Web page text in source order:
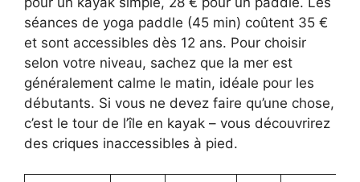
séances de yoga paddle (45 min) coûtent 35 €
et sont accessibles dès 12 ans. Pour choisir
selon votre niveau, sachez que la mer est
généralement calme le matin, idéale pour les
débutants. Si vous ne devez faire qu’une chose,
c’est le tour de l’île en kayak – vous découvrirez
des criques inaccessibles à pied.